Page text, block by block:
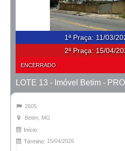
1ª Praça: 11/03/
2ª Praça: 15/04/
ENCERRADO
2605
Betim, MG
Início:
Término: 15/04/2026